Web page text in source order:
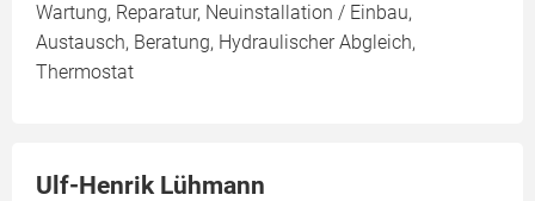
Wartung, Reparatur, Neuinstallation / Einbau,
Austausch, Beratung, Hydraulischer Abgleich,
Thermostat
Ulf-Henrik Lühmann